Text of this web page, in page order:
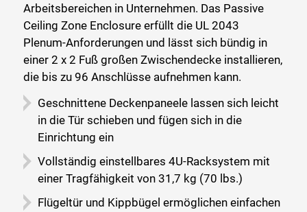
Arbeitsbereichen in Unternehmen. Das Passive
Ceiling Zone Enclosure erfüllt die UL 2043
Plenum-Anforderungen und lässt sich bündig in
einer 2 x 2 Fuß großen Zwischendecke installieren,
die bis zu 96 Anschlüsse aufnehmen kann.
Geschnittene Deckenpaneele lassen sich leicht
in die Tür schieben und fügen sich in die
Einrichtung ein
Vollständig einstellbares 4U-Racksystem mit
einer Tragfähigkeit von 31,7 kg (70 lbs.)
Flügeltür und Kippbügel ermöglichen einfachen